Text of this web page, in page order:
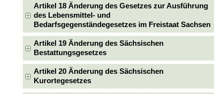
Artikel 18 Änderung des Gesetzes zur Ausführung
des Lebensmittel- und
Bedarfsgegenständegesetzes im Freistaat Sachsen
Artikel 19 Änderung des Sächsischen
Bestattungsgesetzes
Artikel 20 Änderung des Sächsischen
Kurortegesetzes